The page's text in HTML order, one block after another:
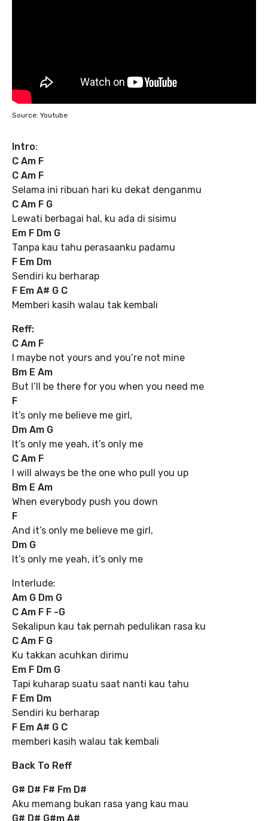
Source: Youtube
Intro:
C Am F
C Am F
Selama ini ribuan hari ku dekat denganmu
C Am F G
Lewati berbagai hal, ku ada di sisimu
Em F Dm G
Tanpa kau tahu perasaanku padamu
F Em Dm
Sendiri ku berharap
F Em A# G C
Memberi kasih walau tak kembali
Reff:
C Am F
I maybe not yours and you’re not mine
Bm E Am
But I’ll be there for you when you need me
F
It’s only me believe me girl,
Dm Am G
It’s only me yeah, it’s only me
C Am F
I will always be the one who pull you up
Bm E Am
When everybody push you down
F
And it’s only me believe me girl,
Dm G
It’s only me yeah, it’s only me
Interlude:
Am G Dm G
C Am F F -G
Sekalipun kau tak pernah pedulikan rasa ku
C Am F G
Ku takkan acuhkan dirimu
Em F Dm G
Tapi kuharap suatu saat nanti kau tahu
F Em Dm
Sendiri ku berharap
F Em A# G C
memberi kasih walau tak kembali
Back To Reff
G# D# F# Fm D#
Aku memang bukan rasa yang kau mau
G# D# G#m A#